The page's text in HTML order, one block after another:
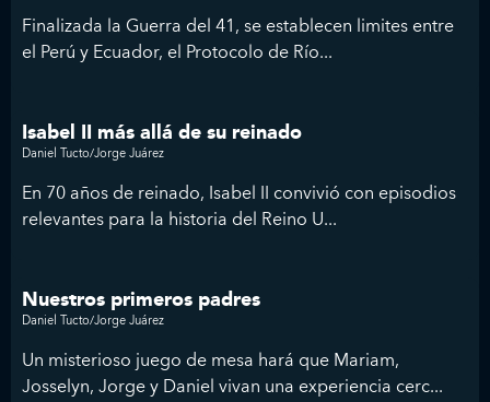
Finalizada la Guerra del 41, se establecen limites entre
el Perú y Ecuador, el Protocolo de Río...
Isabel II más allá de su reinado
Daniel Tucto/Jorge Juárez
En 70 años de reinado, Isabel II convivió con episodios
relevantes para la historia del Reino U...
Nuestros primeros padres
Daniel Tucto/Jorge Juárez
Un misterioso juego de mesa hará que Mariam,
Josselyn, Jorge y Daniel vivan una experiencia cerc...